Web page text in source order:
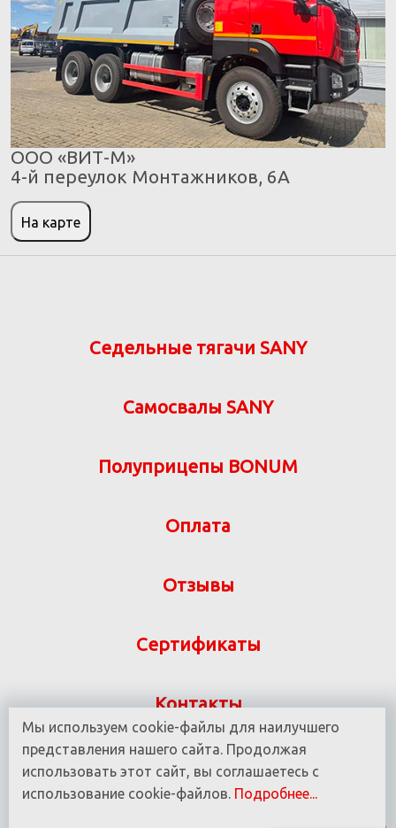
ООО «ВИТ-М»
4-й переулок Монтажников, 6А
На карте
Седельные тягачи SANY
Самосвалы SANY
Полуприцепы BONUM
Оплата
Отзывы
Сертификаты
Контакты
Указанная на сайте информация не является
публичной офертой ООО «ВИТ-М» УНП 190780937
© 2016 - 2025 Все права защищены.
Мы используем cookie-файлы для наилучшего
представления нашего сайта. Продолжая
использовать этот сайт, вы соглашаетесь с
использование cookie-файлов. Подробнее...